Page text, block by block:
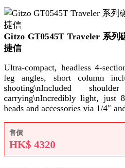
Gitzo GT0545T Traveler 系列
捷信
Ultra-compact, headless 4-
leg angles, short column
shooting\nIncluded
carrying\nIncredibly light, just
heads and accessories via 1/4″
售價
HK$ 4320